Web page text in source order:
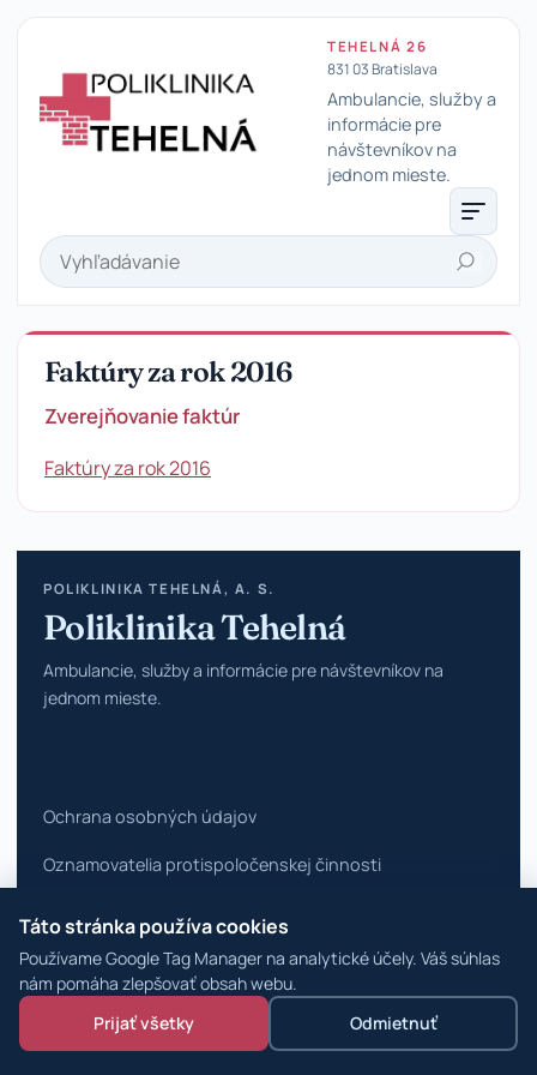
Táto stránka používa cookies
Používame Google Tag Manager na analytické účely. Váš súhlas
nám pomáha zlepšovať obsah webu.
Prijať všetky
Odmietnuť
TEHELNÁ 26
831 03 Bratislava
Ambulancie, služby a
informácie pre
návštevníkov na
jednom mieste.
Hľadať
Faktúry za rok 2016
Zverejňovanie faktúr
Faktúry za rok 2016
POLIKLINIKA TEHELNÁ, A. S.
Poliklinika Tehelná
Ambulancie, služby a informácie pre návštevníkov na
jednom mieste.
Ochrana osobných údajov
Oznamovatelia protispoločenskej činnosti
Vyhlásenie o prístupnosti
Zmeniť nastavenia cookies
© 2026 Poliklinika Tehelná · WordPress špecialisti